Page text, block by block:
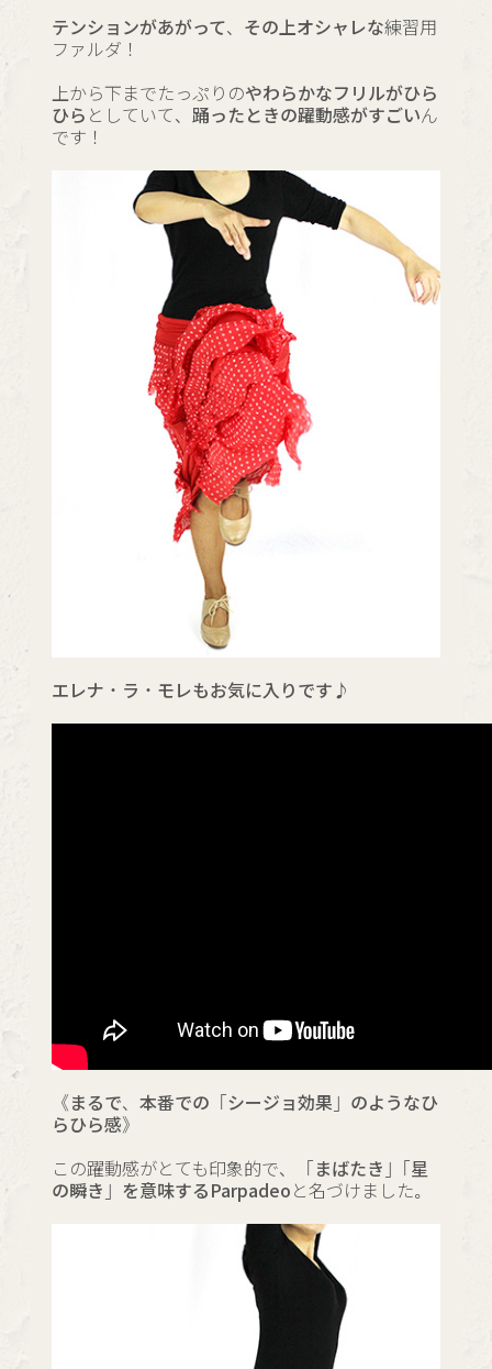
テンションがあがって、その上オシャレな練習用
ファルダ！
上から下までたっぷりのやわらかなフリルがひら
ひら としていて、 踊ったときの躍動感がすごいん
です！
エレナ・ラ・モレもお気に入りです♪
《まるで、本番での「シージョ効果」のようなひ
らひら感》
この躍動感がとても印象的で、
「まばたき」「星
の瞬き」を意味するParpadeo と名づけました。